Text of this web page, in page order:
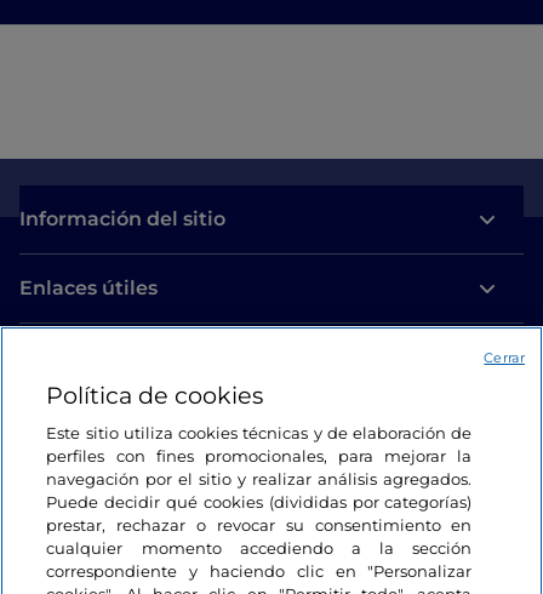
Información del sitio
Enlaces útiles
Estamos en contacto
Política de cookies
Este sitio utiliza cookies técnicas y de elaboración de
perfiles con fines promocionales, para mejorar la
navegación por el sitio y realizar análisis agregados.
Puede decidir qué cookies (divididas por categorías)
prestar, rechazar o revocar su consentimiento en
cualquier momento accediendo a la sección
correspondiente y haciendo clic en "Personalizar
Cerrar